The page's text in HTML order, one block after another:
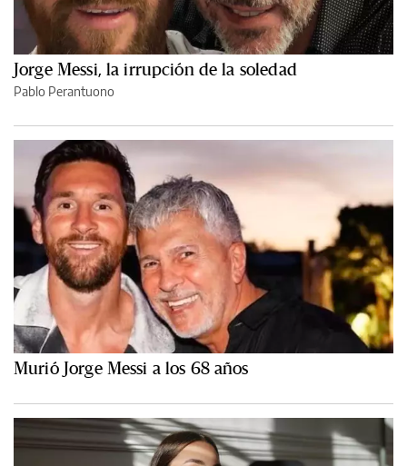
Jorge Messi, la irrupción de la soledad
Pablo Perantuono
Murió Jorge Messi a los 68 años